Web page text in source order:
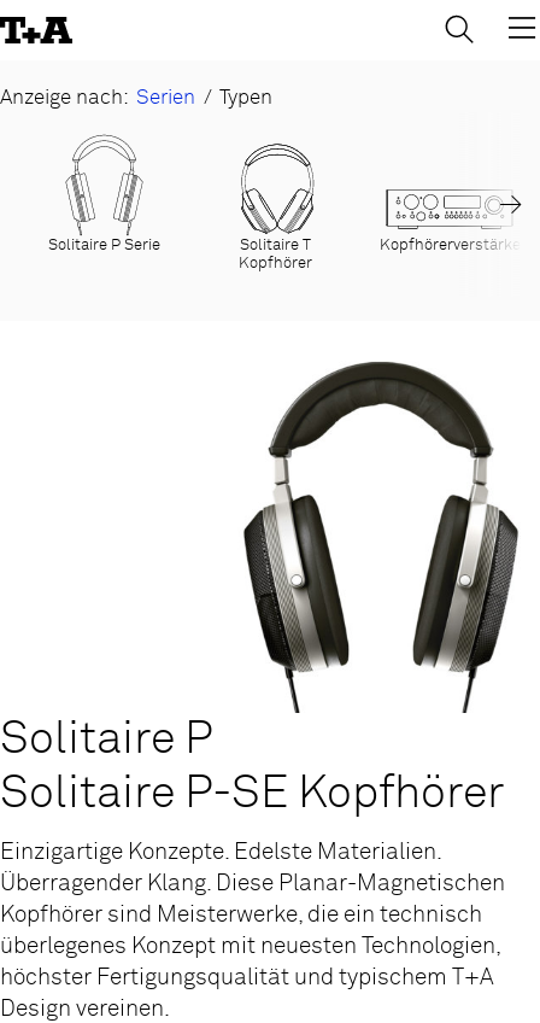
to
Anzeige nach: Serien / Typen
Solitaire P Serie
Solitaire T
Kopfhörer
Kopfhörerverstärker
→
Solitaire P
Solitaire P-SE Kopfhörer
Einzigartige Konzepte. Edelste Materialien.
Überragender Klang. Diese Planar-Magnetischen
Kopfhörer sind Meisterwerke, die ein technisch
überlegenes Konzept mit neuesten Technologien,
höchster Fertigungsqualität und typischem T+A
Design vereinen.
→ ×